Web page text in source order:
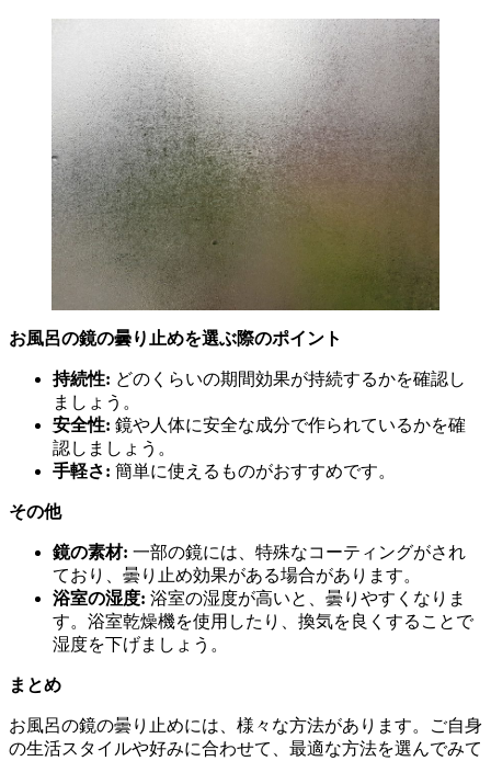
お風呂の鏡の曇り止めを選ぶ際のポイント
持続性: どのくらいの期間効果が持続するかを確認し
ましょう。
安全性: 鏡や人体に安全な成分で作られているかを確
認しましょう。
手軽さ: 簡単に使えるものがおすすめです。
その他
鏡の素材: 一部の鏡には、特殊なコーティングがされ
ており、曇り止め効果がある場合があります。
浴室の湿度: 浴室の湿度が高いと、曇りやすくなりま
す。浴室乾燥機を使用したり、換気を良くすることで
湿度を下げましょう。
まとめ
お風呂の鏡の曇り止めには、様々な方法があります。ご自身
の生活スタイルや好みに合わせて、最適な方法を選んでみて